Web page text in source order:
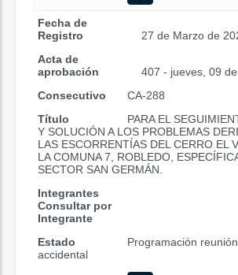
Fecha de
Registro
27 de Marzo de
Acta de
aprobación
407 - jueves, 09
Consecutivo
CA-288
Título
PARA EL
Y SOLUCIÓN A LOS PROBLEMAS
LAS ESCORRENTÍAS DEL CERRO EL
LA COMUNA 7, ROBLEDO,
SECTOR SAN GERMÁN.
Integrantes
Consultar por
Integrante
Estado
Programación
accidental